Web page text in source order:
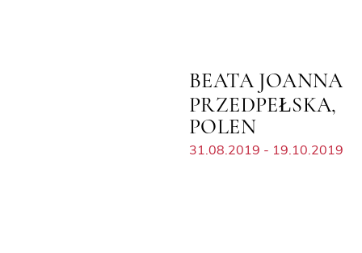
BEATA JOANNA
PRZEDPEŁSKA,
POLEN
31.08.2019 - 19.10.2019